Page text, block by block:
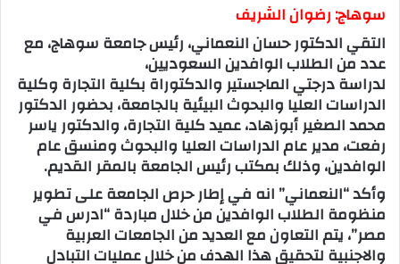
سوهاج: رضوان الشريف
التقي الدكتور حسان النعماني، رئيس جامعة سوهاج، مع
عدد من الطلاب الوافدين السعوديين،
لدراسة درجتي الماجستير والدكتوراة بكلية التجارة وكلية
الدراسات العليا والبحوث البيئية بالجامعة، بحضور الدكتور
محمد الصغير أبوزهاد، عميد كلية التجارة، والدكتور ياسر
رفعت، مدير عام الدراسات العليا والبحوث ومنسق عام
الوافدين، وذلك بمكتب رئيس الجامعة بالمقر القديم.
وأكد “النعماني” انه في إطار حرص الجامعة على تطوير
منظومة الطلاب الوافدين من خلال مباردة “ادرس في
مصر”، يتم التعاون مع العديد من الجامعات العربية
والاجنبية لتحقيق هذا الهدف من خلال عمليات التبادل